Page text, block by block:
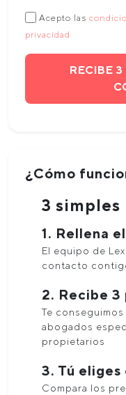
Acepto las
privacidad
RECIBE 3
¿Cómo
3 simples
1. Rellena
El equipo de
contacto
2. Recibe
Te
abogados
propietarios
3. Tú
Compara los